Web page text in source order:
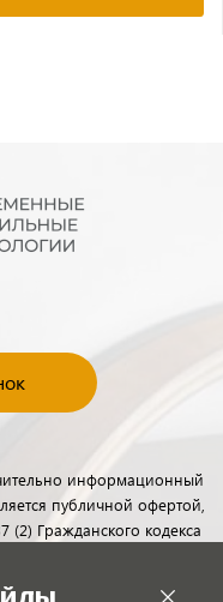
информационный
публичной офертой,
Гражданского кодекса